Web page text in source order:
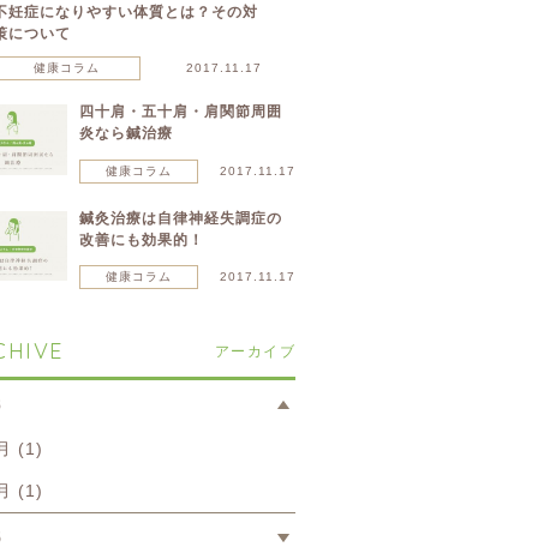
妊症になりやすい体質とは？その対
について
健康コラム 2017.11.17
四十肩・五十肩・肩関節周囲
炎なら鍼治療
健康コラム 2017.11.17
鍼灸治療は自律神経失調症の
改善にも効果的！
健康コラム 2017.11.17
アーカイブ
(1)
(1)